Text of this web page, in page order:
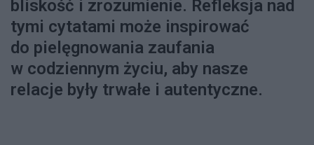
bliskość i zrozumienie. Refleksja nad
tymi cytatami może inspirować
do pielęgnowania zaufania
w codziennym życiu, aby nasze
relacje były trwałe i autentyczne.